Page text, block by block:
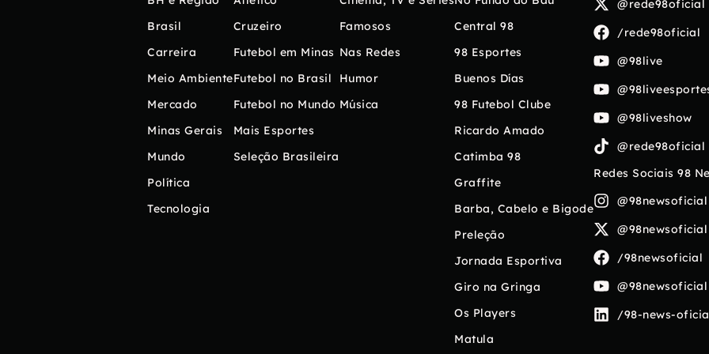
Brasil
Carreira
Meio Ambiente
Mercado
Minas Gerais
Mundo
Política
Tecnologia
Cruzeiro
Futebol em Minas
Futebol no Brasil
Futebol no Mundo
Mais Esportes
Seleção Brasileira
Famosos
Nas Redes
Humor
Música
Central 98
98 Esportes
Buenos Días
98 Futebol Clube
Ricardo Amado
Catimba 98
Graffite
Barba, Cabelo e Bigode
Preleção
Jornada Esportiva
Giro na Gringa
Os Players
Matula
@rede98oficial
/rede98oficial
@98live
@98liveshow
@rede98oficial
Redes Sociais 98
@98newsoficial
@98newsoficial
/98newsoficial
@98newsoficial
/98-news-